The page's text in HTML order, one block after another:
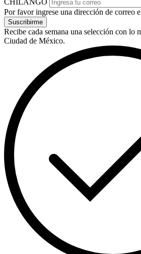
Por favor ingrese una dirección de correo
Suscribirme
Recibe cada semana una selección con lo
Ciudad de México.